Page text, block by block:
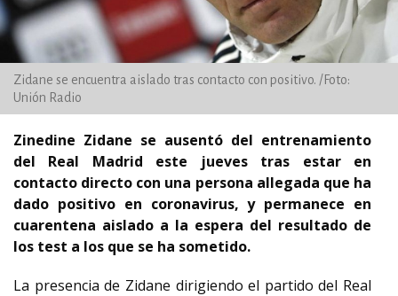
Zidane se encuentra aislado tras contacto con positivo. /Foto:
Unión Radio
Zinedine Zidane se ausentó del entrenamiento
del Real Madrid este jueves tras estar en
contacto directo con una persona allegada que ha
dado positivo en coronavirus, y permanece en
cuarentena aislado a la espera del resultado de
los test a los que se ha sometido.
La presencia de Zidane dirigiendo el partido del Real